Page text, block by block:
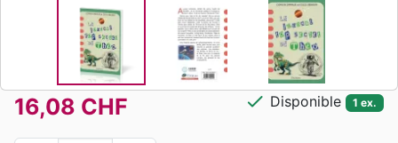
16,08 CHF check Disponible 1 ex.